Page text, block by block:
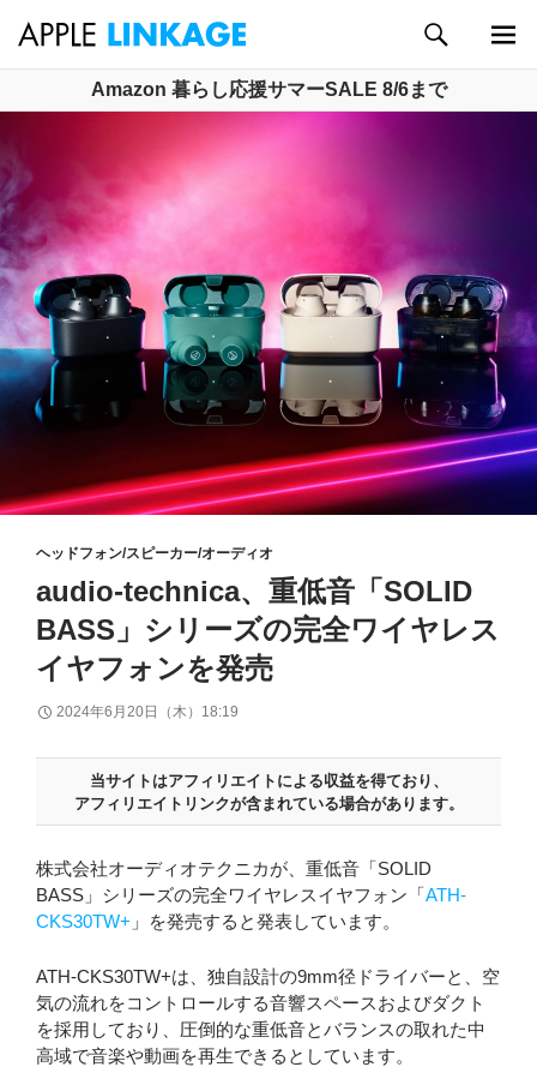
ン
ツ
へ
ス
キ
ッ
プ
索
Amazon 暮らし応援サマーSALE 8/6まで
ヘッドフォン/スピーカー/オーディオ
audio-technica、重低音「SOLID
BASS」シリーズの完全ワイヤレス
イヤフォンを発売
2024年6月20日（木）18:19
当サイトはアフィリエイトによる収益を得ており、
アフィリエイトリンクが含まれている場合があります。
株式会社オーディオテクニカが、重低音「SOLID
BASS」シリーズの完全ワイヤレスイヤフォン「ATH-
CKS30TW+ 」を発売すると発表しています。
ATH-CKS30TW+は、独自設計の9mm径ドライバーと、空
気の流れをコントロールする音響スペースおよびダクト
を採用しており、圧倒的な重低音とバランスの取れた中
高域で音楽や動画を再生できるとしています。